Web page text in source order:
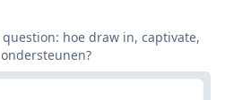
hoe draw in, captivate,